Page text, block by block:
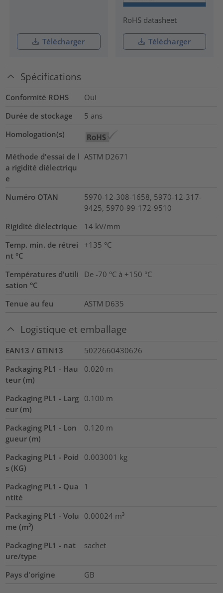
Télécharger
RoHS datasheet
Télécharger
Spécifications
Conformité ROHS
Oui
Durée de stockage
5 ans
Homologation(s)
Méthode d'essai de l
a rigidité diélectriqu
e
ASTM D2671
Numéro OTAN
5970-12-308-1658, 5970-12-317-
9425, 5970-99-172-9510
Rigidité diélectrique
14 kV/mm
Temp. min. de rétrei
nt °C
+135 °C
Températures d'utili
sation °C
De -70 °C à +150 °C
Tenue au feu ASTM D635
Logistique et emballage
EAN13 / GTIN13
5022660430626
Packaging PL1 - Hau
teur (m)
0.020 m
Packaging PL1 - Larg
eur (m)
0.100 m
Packaging PL1 - Lon
gueur (m)
0.120 m
Packaging PL1 - Poid
s (KG)
0.003001 kg
Packaging PL1 - Qua
ntité
1
Packaging PL1 - Volu
me (m³)
0.00024 m³
Packaging PL1 - nat
ure/type
sachet
Pays d'origine GB